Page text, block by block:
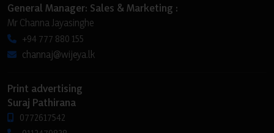
General Manager: Sales & Marketing :
Mr Channa Jayasinghe
+94 777 880 155
channaj@wijeya.lk
Print advertising
Suraj Pathirana
0772617542